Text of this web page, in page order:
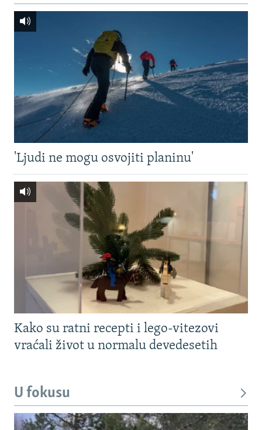
'Ljudi ne mogu osvojiti planinu'
Kako su ratni recepti i lego-vitezovi
vraćali život u normalu devedesetih
U fokusu